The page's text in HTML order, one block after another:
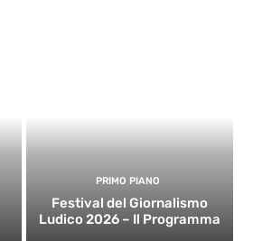
PRIMO PIANO
Festival del Giornalismo
Ludico 2026 – Il Programma